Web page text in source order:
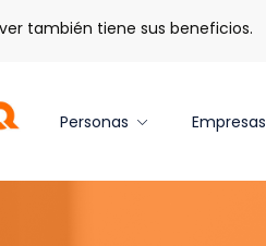
también tiene sus beneficios.
Personas Empresas